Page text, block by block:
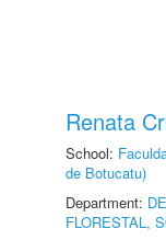
Renata
School:
de Botucatu)
Department:
FLORESTAL,